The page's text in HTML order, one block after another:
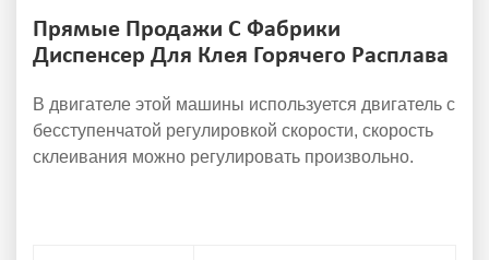
Прямые Продажи С Фабрики
Диспенсер Для Клея Горячего Расплава
В двигателе этой машины используется двигатель с
бесступенчатой ​​регулировкой скорости, скорость
склеивания можно регулировать произвольно.